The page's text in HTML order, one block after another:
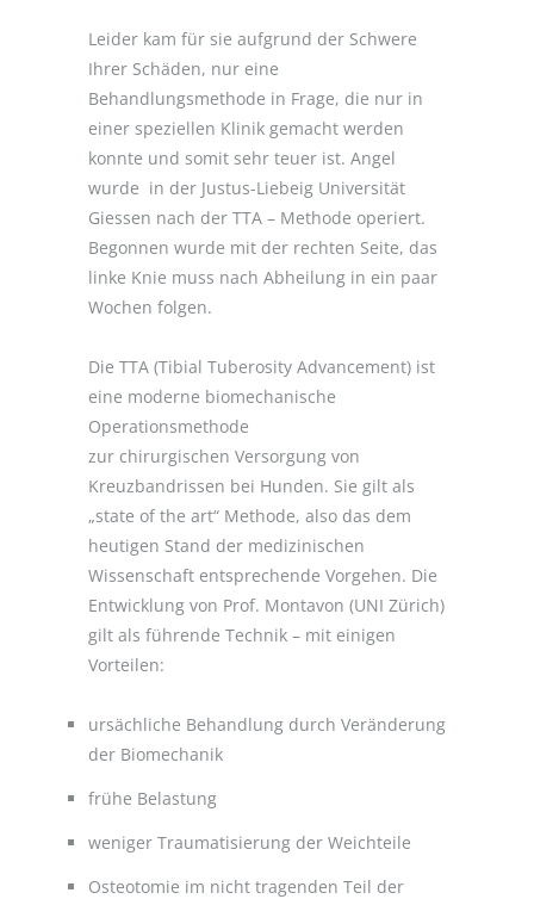
Leider kam für sie aufgrund der Schwere
Ihrer Schäden, nur eine
Behandlungsmethode in Frage, die nur in
einer speziellen Klinik gemacht werden
konnte und somit sehr teuer ist. Angel
wurde in der Justus-Liebeig Universität
Giessen nach der TTA – Methode operiert.
Begonnen wurde mit der rechten Seite, das
linke Knie muss nach Abheilung in ein paar
Wochen folgen.
Die TTA (Tibial Tuberosity Advancement) ist
eine moderne biomechanische
Operationsmethode
zur chirurgischen Versorgung von
Kreuzbandrissen bei Hunden. Sie gilt als
„state of the art“ Methode, also das dem
heutigen Stand der medizinischen
Wissenschaft entsprechende Vorgehen. Die
Entwicklung von Prof. Montavon (UNI Zürich)
gilt als führende Technik – mit einigen
Vorteilen:
ursächliche Behandlung durch Veränderung
der Biomechanik
frühe Belastung
weniger Traumatisierung der Weichteile
Osteotomie im nicht tragenden Teil der